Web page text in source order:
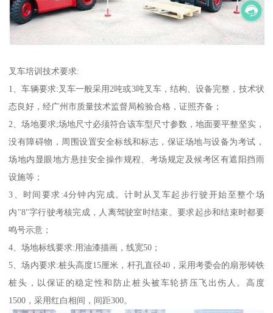
叉车培训技术要求:
1、车辆要求:叉车一般采用2吨或3吨叉车，结构、设备完整，技术状
态良好，经广州市质量技术监督局检验合格，证照齐备；
2、场地要求;场地尺寸必须符合该车型尺寸参数，地面要平整坚实，
没有障碍物，周围设置安全标线和标志，保证场地与设备为考试，
场地内显眼地方悬挂安全操作规程、考场规定及候考区有遮阳挡雨
设施等；
3、时间要求:4分钟内完成。计时从叉车起步行驶开始至整个场
内"8"字行驶考核完成，人离驾驶室时结束。要求起步和结束时都要
鸣号示意；
4、场地标线要求:用油漆描画，线宽50；
5、场内要求:桩头高度15厘米，杆孔直径40，采用考委会的扇形铸铁
桩头，以保证的稳定性和防止桩头被车轮挤压飞出伤人。高度
1500，采用红白相间，间距300。